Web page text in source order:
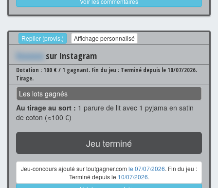
Replier (provis.) Affichage personnalisé
Xxxxxxx sur Instagram
Dotation : 100 € / 1 gagnant. Fin du jeu : Terminé depuis le 10/07/2026.
Tirage.
Les lots gagnés
Au tirage au sort : 1 parure de lit avec 1 pyjama en satin
de coton (≈100 €)
Jeu terminé
Jeu-concours ajouté sur toutgagner.com le 07/07/2026. Fin du jeu :
Terminé depuis le 10/07/2026.